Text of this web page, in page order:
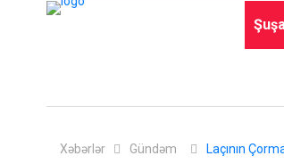
Xəbərlər Gündəm Laçının